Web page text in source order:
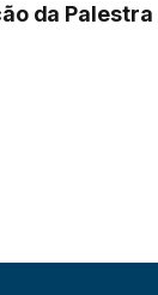
da Palestra